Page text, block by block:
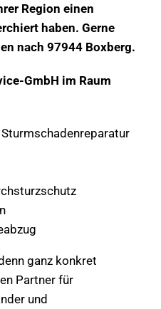
Region einen
haben. Gerne
nach 97944 Boxberg.
GmbH im Raum
ganz konkret
Partner für
und